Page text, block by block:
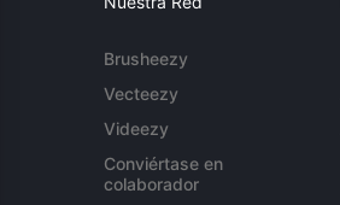
Brusheezy
Vecteezy
Videezy
Conviértase en
colaborador